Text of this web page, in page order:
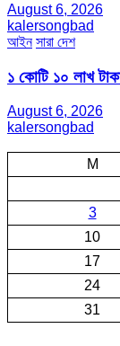
August 6, 2026
kalersongbad
আইন সারা দেশ
১ কোটি ১০ লাখ
August 6, 2026
kalersongbad
M
3
10
17
24
31